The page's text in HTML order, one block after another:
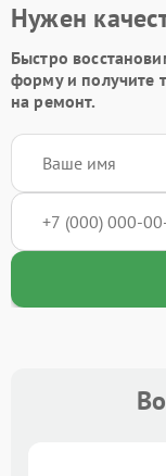
Нужен
Быстро
формуи получите
на ремонт.